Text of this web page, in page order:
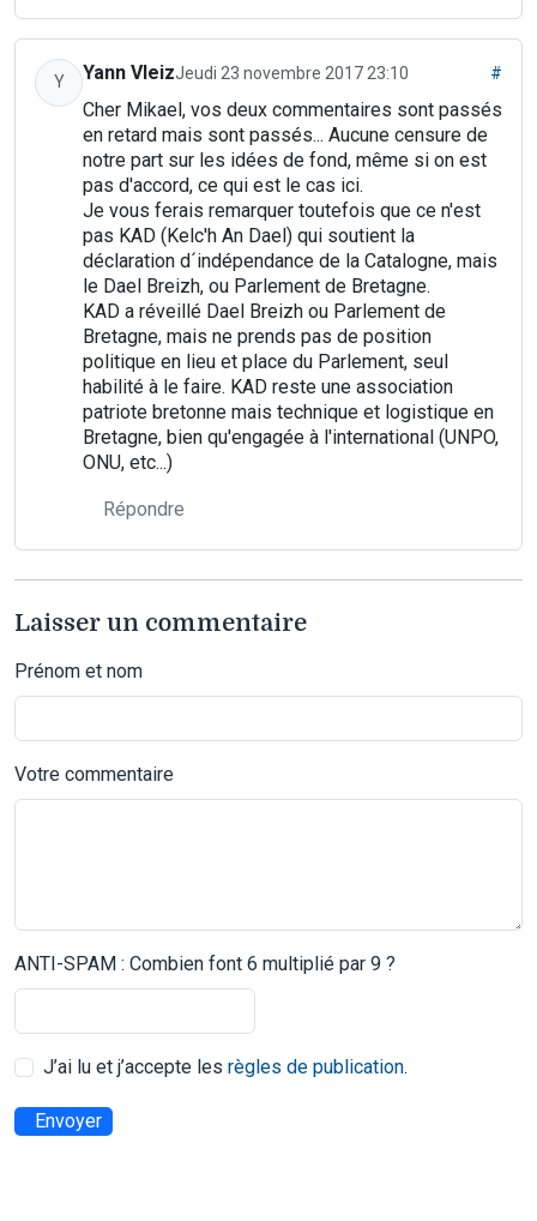
Y Yann VleizJeudi 23 novembre 2017 23:10 #
Cher Mikael, vos deux commentaires sont passés
en retard mais sont passés... Aucune censure de
notre part sur les idées de fond, même si on est
pas d'accord, ce qui est le cas ici.
Je vous ferais remarquer toutefois que ce n'est
pas KAD (Kelc'h An Dael) qui soutient la
déclaration d´indépendance de la Catalogne, mais
le Dael Breizh, ou Parlement de Bretagne.
KAD a réveillé Dael Breizh ou Parlement de
Bretagne, mais ne prends pas de position
politique en lieu et place du Parlement, seul
habilité à le faire. KAD reste une association
patriote bretonne mais technique et logistique en
Bretagne, bien qu'engagée à l'international (UNPO,
ONU, etc...)
Répondre
Laisser un commentaire
Prénom et nom
Votre commentaire
ANTI-SPAM : Combien font 6 multiplié par 9 ?
J’ai lu et j’accepte les règles de publication.
Envoyer